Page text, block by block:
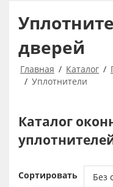
дверей
Главная Каталог
Уплотнители
Каталог
Сортировать